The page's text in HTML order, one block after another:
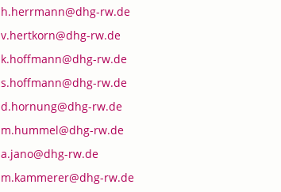
h.herrmann@dhg-rw.de
v.hertkorn@dhg-rw.de
k.hoffmann@dhg-rw.de
s.hoffmann@dhg-rw.de
d.hornung@dhg-rw.de
m.hummel@dhg-rw.de
a.jano@dhg-rw.de
m.kammerer@dhg-rw.de